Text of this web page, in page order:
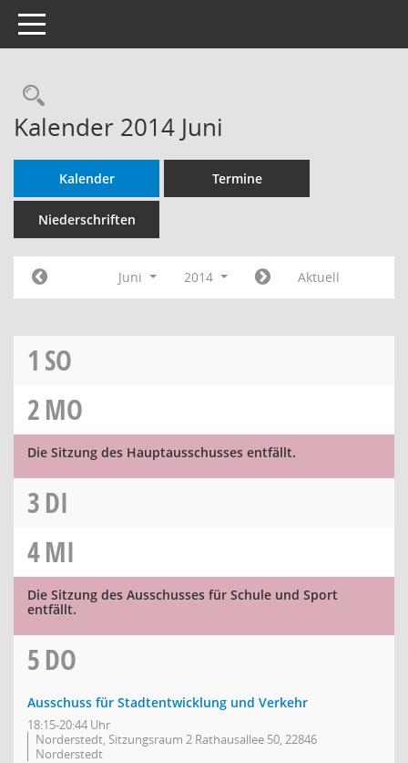
Toggle navigation
Rechercheauswahl
Kalender 2014 Juni
Kalender Termine
Niederschriften
Juni 2014 Aktuell
1 SO
2MO
Die Sitzung des Hauptausschusses entfällt.
3DI
4MI
Die Sitzung des Ausschusses für Schule und Sport
entfällt.
5DO
Ausschuss für Stadtentwicklung und Verkehr
18:15-20:44 Uhr
Norderstedt, Sitzungsraum 2 Rathausallee 50, 22846
Norderstedt